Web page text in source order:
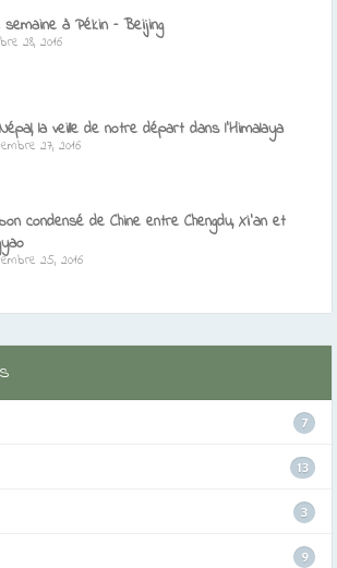
semaine à Pékin – Beijing
28, 2016
la veille de notre départ dans l’Himalaya
27, 2016
condensé de Chine entre Chengdu, Xi’an et
25, 2016
7
13
3
9